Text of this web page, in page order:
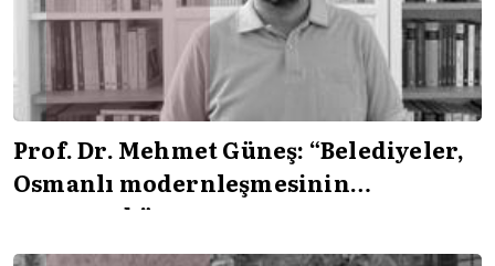
Prof. Dr. Mehmet Güneş: “Belediyeler,
Osmanlı modernleşmesinin
parçasıydı”